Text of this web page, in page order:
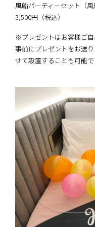
風船パーティーセッ
3,500円（税込）
※プレゼントはお客様ご自
事前にプレゼントをお送
せて設置することも可能